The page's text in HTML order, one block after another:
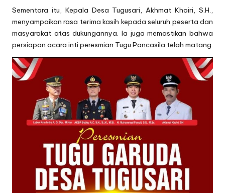
Sementara itu, Kepala Desa Tugusari, Akhmat Khoiri, S.H.,
menyampaikan rasa terima kasih kepada seluruh peserta dan
masyarakat atas dukungannya. Ia juga memastikan bahwa
persiapan acara inti peresmian Tugu Pancasila telah matang.